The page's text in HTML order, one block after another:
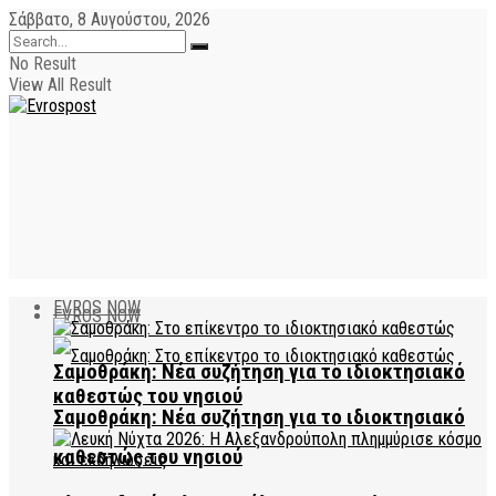
Σάββατο, 8 Αυγούστου, 2026
No Result
View All Result
EVROS NOW
Σαμοθράκη: Νέα συζήτηση για το ιδιοκτησιακό
καθεστώς του νησιού
EVROS NOW
Σαμοθράκη: Νέα συζήτηση για το ιδιοκτησιακό
καθεστώς του νησιού